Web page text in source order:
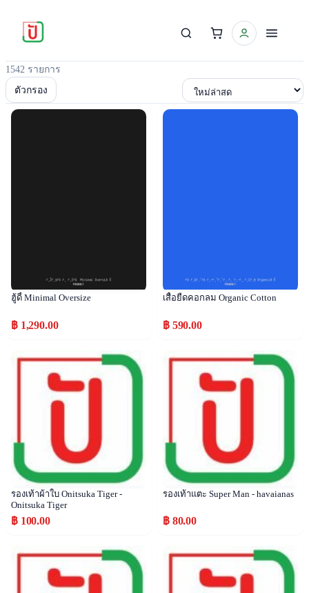
1542 รายการ
ตัวกรอง เรียงตาม
ฮู้ดี้ Minimal Oversize
฿ 1,290.00
เสื้อยืดคอกลม Organic Cotton
฿ 590.00
Popular
รองเท้าผ้าใบ Onitsuka Tiger -
Onitsuka Tiger
฿ 100.00
Popular
รองเท้าแตะ Super Man - havaianas
฿ 80.00
Popular Popular